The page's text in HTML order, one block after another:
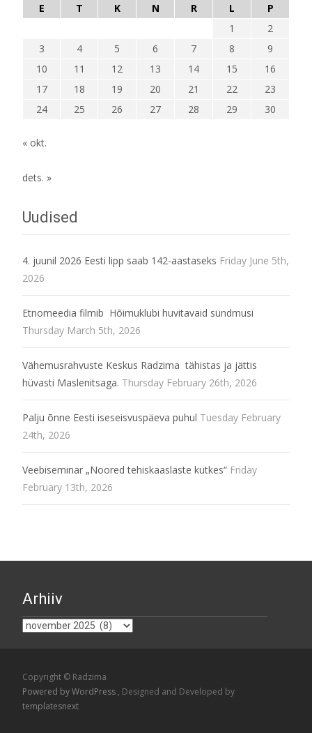
E
T K N R L
P
1
2
3
4 5 6 7 8
9
10
11 12 13 14 15
16
17
18 19 20 21 22
23
24
25 26 27 28 29 30
« okt.
dets. »
Uudised
4. juunil 2026 Eesti lipp saab 142-aastaseks Friday June 5th,
2026
Etnomeedia filmib Hõimuklubi huvitavaid sündmusi
Thursday March 5th, 2026
Vähemusrahvuste Keskus Radzima tähistas ja jättis
hüvasti Maslenitsaga. Thursday February 26th, 2026
Palju õnne Eesti iseseisvuspäeva puhul Tuesday February
24th, 2026
Veebiseminar „Noored tehiskaaslaste kütkes“ Friday
February 13th, 2026
Arhiiv
Arhiiv
Copyright © Radzima
Powered by WordPress , Designed and Developed by
templatesnext